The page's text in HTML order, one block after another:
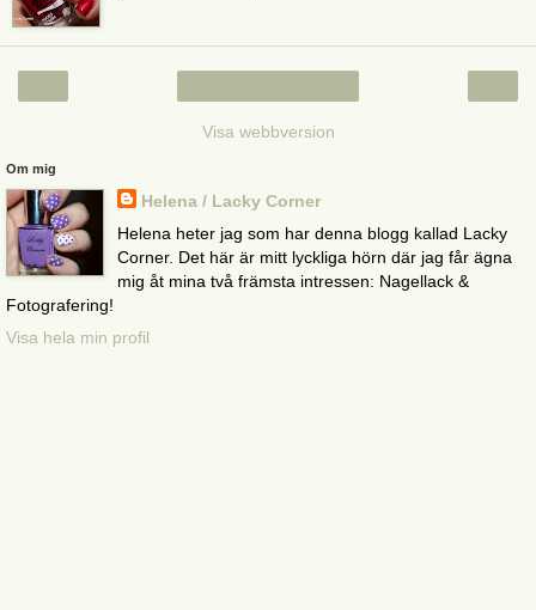
Visa webbversion
Om mig
Helena / Lacky Corner
Helena heter jag som har denna blogg kallad Lacky
Corner. Det här är mitt lyckliga hörn där jag får ägna
mig åt mina två främsta intressen: Nagellack &
Fotografering!
Visa hela min profil